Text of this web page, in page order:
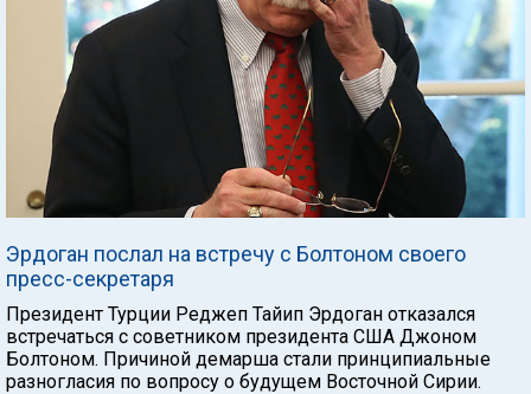
Эрдоган послал на встречу с Болтоном своего
пресс-секретаря
Президент Турции Реджеп Тайип Эрдоган отказался
встречаться с советником президента США Джоном
Болтоном. Причиной демарша стали принципиальные
разногласия по вопросу о будущем Восточной Сирии.